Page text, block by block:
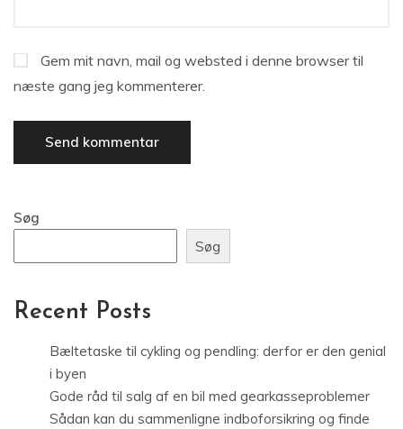
Gem mit navn, mail og websted i denne browser til
næste gang jeg kommenterer.
Søg
Søg
Recent Posts
Bæltetaske til cykling og pendling: derfor er den genial
i byen
Gode råd til salg af en bil med gearkasseproblemer
Sådan kan du sammenligne indboforsikring og finde